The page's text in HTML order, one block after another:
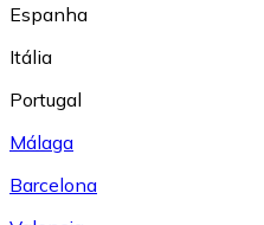
Espanha
Itália
Portugal
Málaga
Barcelona